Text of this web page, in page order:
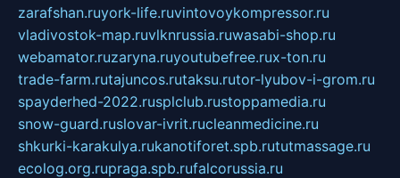
zarafshan.ruyork-life.ruvintovoykompressor.ru
vladivostok-map.ruvlknrussia.ruwasabi-shop.ru
webamator.ruzaryna.ruyoutubefree.rux-ton.ru
trade-farm.rutajuncos.rutaksu.rutor-lyubov-i-grom.ru
spayderhed-2022.rusplclub.rustoppamedia.ru
snow-guard.ruslovar-ivrit.rucleanmedicine.ru
shkurki-karakulya.rukanotiforet.spb.rututmassage.ru
ecolog.org.rupraga.spb.rufalcorussia.ru